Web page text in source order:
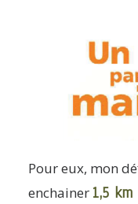
Pour eux, mon
enchainer1,5